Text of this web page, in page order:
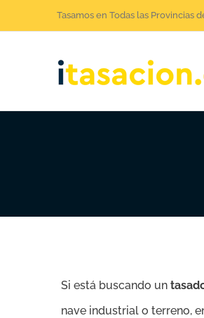
Tasamos en Todas las Provincias
Si está buscando un
nave industrial o terreno,